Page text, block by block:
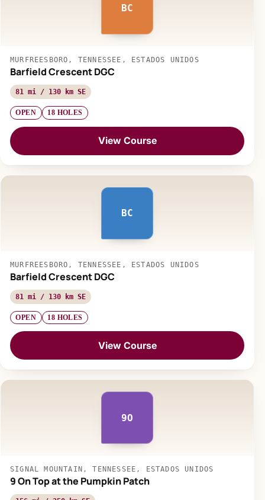
BC
MURFREESBORO, TENNESSEE, ESTADOS UNIDOS
Barfield Crescent DGC
81 mi / 130 km SE
OPEN 18 HOLES
View Course
BC
MURFREESBORO, TENNESSEE, ESTADOS UNIDOS
Barfield Crescent DGC
81 mi / 130 km SE
OPEN 18 HOLES
View Course
9O
SIGNAL MOUNTAIN, TENNESSEE, ESTADOS UNIDOS
9 On Top at the Pumpkin Patch